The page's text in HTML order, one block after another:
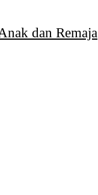
dan Remaja